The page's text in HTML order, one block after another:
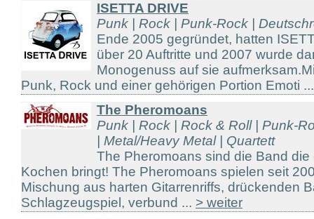
ISETTA DRIVE
Punk | Rock | Punk-Rock |
Ende 2005 gegründet, hatten
über 20 Auftritte und 2007 wurde
Monogenuss auf sie
Punk, Rock und einer gehörigen Portion Emoti
The Pheromoans
Punk | Rock | Rock & Roll | Punk-
| Metal/Heavy Metal | Quartett
The Pheromoans sind die Band
Kochen bringt! The Pheromoans spielen seit
Mischung aus harten Gitarrenriffs, drückenden
Schlagzeugspiel, verbund ... > weiter